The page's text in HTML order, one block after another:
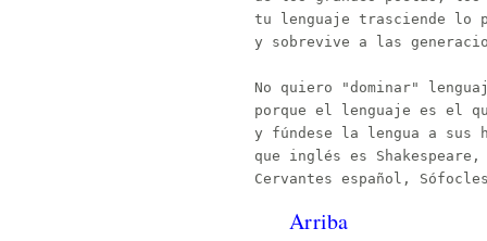
tu lenguaje trasciende lo
y sobrevive a las
No quiero "dominar"
porque el lenguaje es el
y fúndese la lengua a sus
que inglés es
Arriba